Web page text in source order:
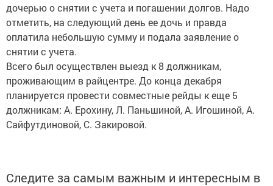
дочерью о снятии с учета и погашении долгов. Надо
отметить, на следующий день ее дочь и правда
оплатила небольшую сумму и подала заявление о
снятии с учета.
Всего был осуществлен выезд к 8 должникам,
проживающим в райцентре. До конца декабря
планируется провести совместные рейды к еще 5
должникам: А. Ерохину, Л. Паньшиной, А. Игошиной, А.
Сайфутдиновой, С. Закировой.
Следите за самым важным и интересным в